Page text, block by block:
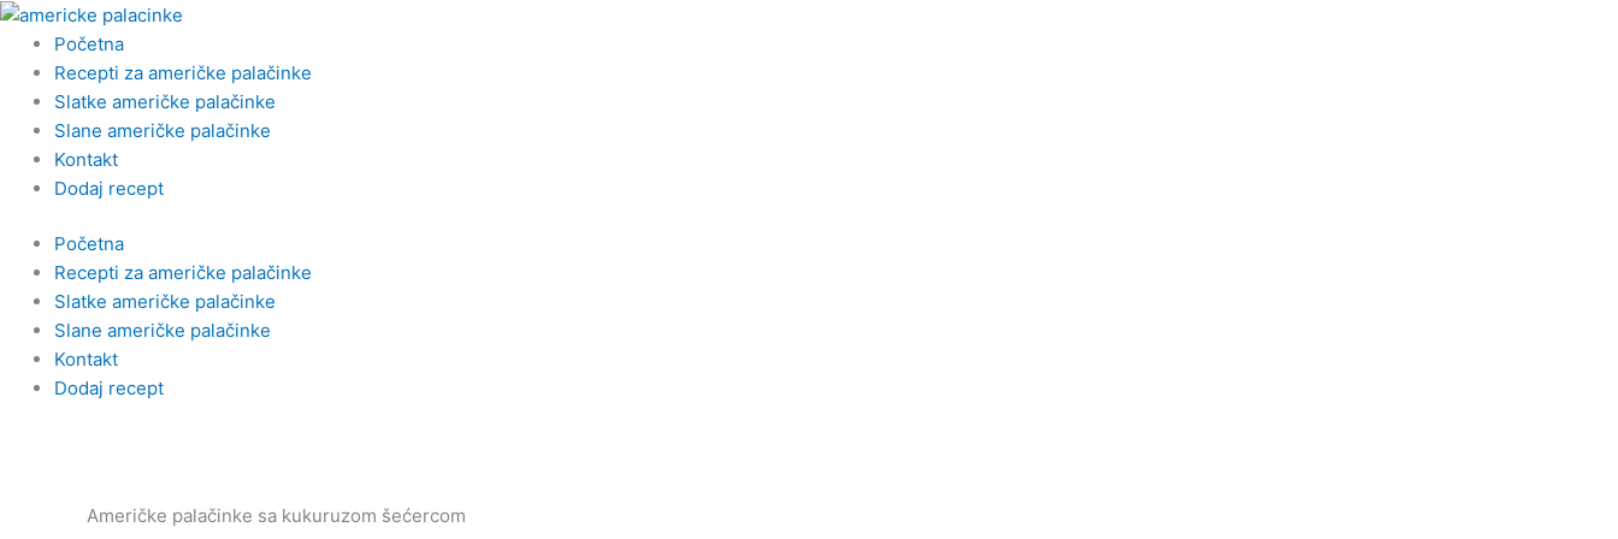
Пређи
садржај
Početna
Recepti za američke palačinke
Slatke američke palačinke
Slane američke palačinke
Kontakt
Dodaj recept
Početna
Recepti za američke palačinke
Slatke američke palačinke
Slane američke palačinke
Kontakt
Dodaj recept
Američke palačinke sa kukuruzom šećercom